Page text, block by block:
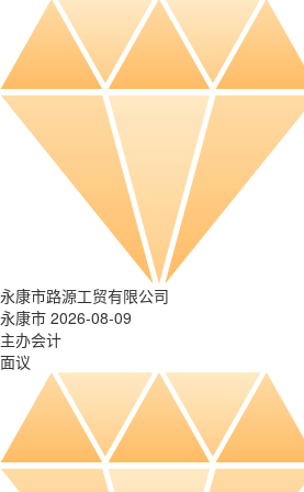
永康市路源工贸有限公司
永康市 2026-08-09
主办会计
面议